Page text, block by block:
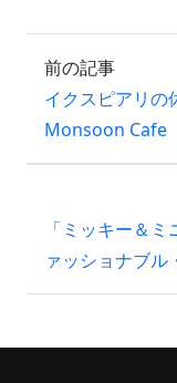
前の記事
イクスピアリの
Monsoon Cafe
「ミッキー＆
ァッショナブル